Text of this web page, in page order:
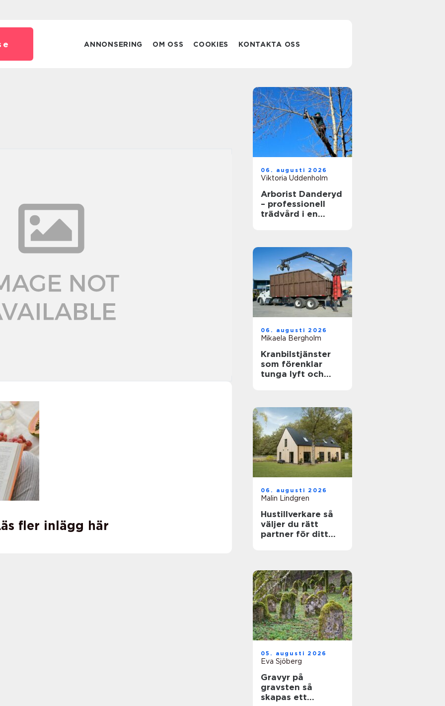
ANNONSERING OM OSS COOKIES KONTAKTA OSS
fler inlägg här
06. augusti 2026
Viktoria Uddenholm
Arborist Danderyd
– professionell
trädvård i en
06. augusti 2026
Mikaela Bergholm
Kranbilstjänster
som förenklar
tunga lyft och
06. augusti 2026
Malin Lindgren
Hustillverkare så
väljer du rätt
partner för ditt
05. augusti 2026
Eva Sjöberg
Gravyr på
gravsten så
skapas ett